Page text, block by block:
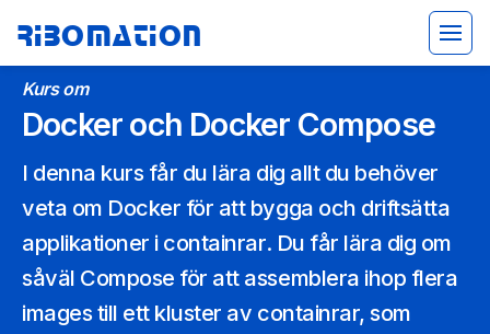
Ribomation
Kurs om
Docker och Docker Compose
I denna kurs får du lära dig allt du behöver
veta om Docker för att bygga och driftsätta
applikationer i containrar. Du får lära dig om
såväl Compose för att assemblera ihop flera
images till ett kluster av containrar, som